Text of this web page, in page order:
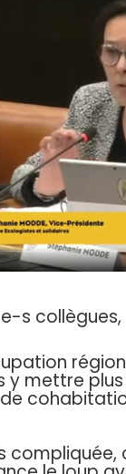
s collègues,
y mettre